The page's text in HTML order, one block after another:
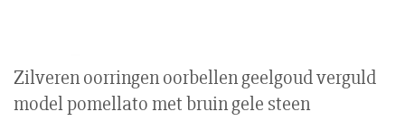
Zilveren oorringen oorbellen geelgoud verguld
model pomellato met bruin gele steen